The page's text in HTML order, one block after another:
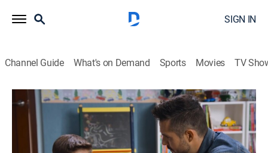
SIGN IN
Channel Guide What's on Demand Sports Movies TV
Te doy la vida
S1 E76 | Obsesión
0h 42m TVPG|Romance, Soap UniMás|2020